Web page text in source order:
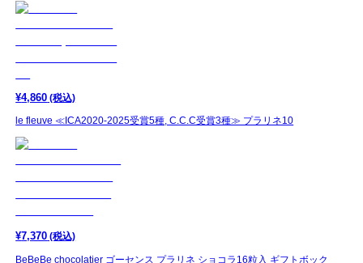
¥4,860 (税込)
le fleuve ≪ICA2020-2025受賞5種, C.C.C受賞3種≫ プラリネ10
¥7,370 (税込)
BeBeBe chocolatier ゴーセンス プラリネ ショコラ16粒入 ギフトボック